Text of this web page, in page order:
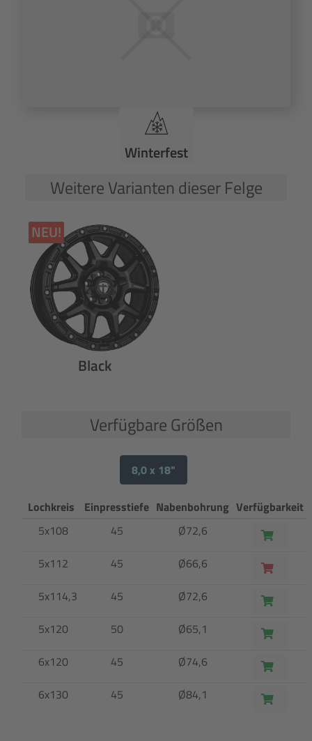
Winterfest
Weitere Varianten dieser Felge
NEU!
Black
Verfügbare Größen
8,0 x 18"
Lochkreis Einpresstiefe Nabenbohrung Verfügbarkeit
5x108
45
Ø72,6
5x112
45
Ø66,6
5x114,3
45
Ø72,6
5x120
50
Ø65,1
6x120
45
Ø74,6
6x130
45 Ø84,1